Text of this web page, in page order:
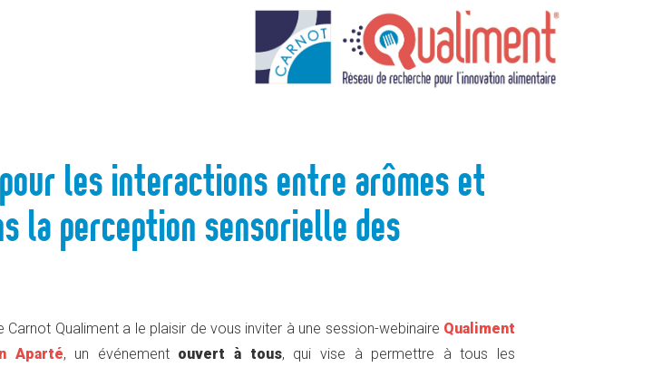
ET ENTRE MODALITÉS PERCEPTIVES DANS LA PERCEPTION SENSORIELLE DES ALIMENTS ?
les interactions entre arômes et
la perception sensorielle des
Carnot Qualiment a le plaisir de vous inviter à une session-webinaire Qualiment
Aparté, un événement ouvert à tous, qui vise à permettre à tous les